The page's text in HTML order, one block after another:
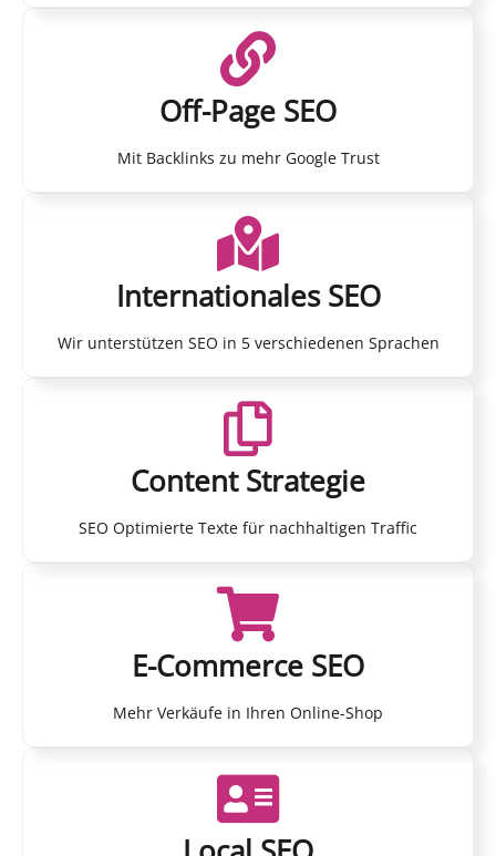
Off-Page SEO
Mit Backlinks zu mehr Google Trust
Internationales SEO
Wir unterstützen SEO in 5 verschiedenen Sprachen
Content Strategie
SEO Optimierte Texte für nachhaltigen Traffic
E-Commerce SEO
Mehr Verkäufe in Ihren Online-Shop